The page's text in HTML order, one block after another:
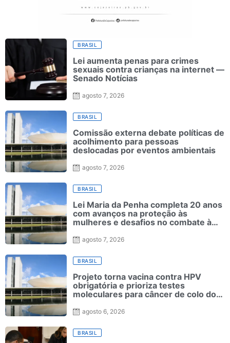
BRASIL
Lei aumenta penas para crimes
sexuais contra crianças na internet —
Senado Notícias
agosto 7, 2026
BRASIL
Comissão externa debate políticas de
acolhimento para pessoas
deslocadas por eventos ambientais
agosto 7, 2026
BRASIL
Lei Maria da Penha completa 20 anos
com avanços na proteção às
mulheres e desafios no combate à
agosto 7, 2026
BRASIL
Projeto torna vacina contra HPV
obrigatória e prioriza testes
moleculares para câncer de colo do
agosto 6, 2026
BRASIL